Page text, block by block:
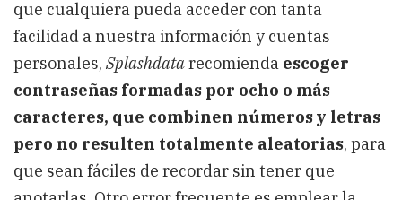
que cualquiera pueda acceder con tanta
facilidad a nuestra información y cuentas
personales, Splashdatarecomienda escoger
contraseñas formadas por ocho o más
caracteres, que combinen números y letras
pero no resulten totalmente aleatorias, para
que sean fáciles de recordar sin tener que